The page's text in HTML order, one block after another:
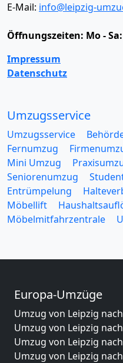
E-Mail: info@leipzig-
Öffnungszeiten: Mo -
Impressum
Datenschutz
Umzugsservice
Umzugsservice
Fernumzug
Mini Umzug
Seniorenumzug
Entrümpelung
Möbellift
Möbelmitfahrzentrale
Europa-Umzüge
Umzug von Leipzig
Umzug von Leipzig
Umzug von Leipzig
Umzug von Leipzig